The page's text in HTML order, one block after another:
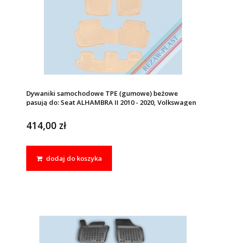
Dywaniki samochodowe TPE (gumowe) beżowe
pasują do: Seat ALHAMBRA II 2010 - 2020, Volkswagen
414,00 zł
dodaj do koszyka